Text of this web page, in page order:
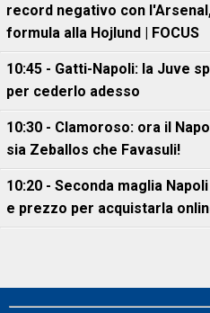
record negativo con
formula alla Hojlund | FOCUS
10:45 - Gatti-Napoli: la Juve
per cederlo adesso
10:30 - Clamoroso: ora il
sia Zeballos che Favasuli!
10:20 - Seconda maglia
e prezzo per acquistarla